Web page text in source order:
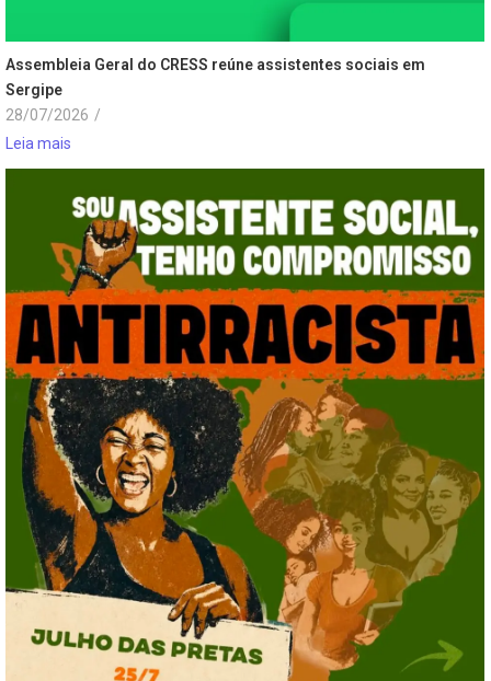
Assembleia Geral do CRESS reúne assistentes sociais em
Sergipe
28/07/2026 /
Leia mais